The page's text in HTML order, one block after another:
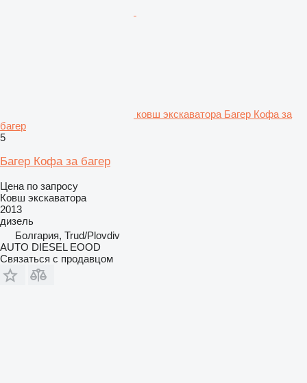
ковш экскаватора Багер Кофа за
багер
5
Багер Кофа за багер
Цена по запросу
Ковш экскаватора
2013
дизель
Болгария, Trud/Plovdiv
AUTO DIESEL EOOD
Связаться с продавцом